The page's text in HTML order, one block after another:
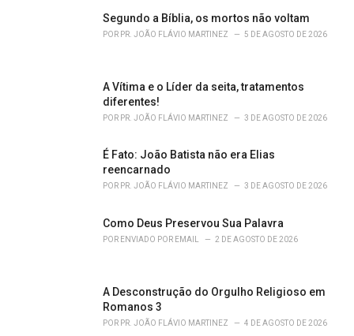
Segundo a Bíblia, os mortos não voltam
POR PR. JOÃO FLÁVIO MARTINEZ 5 DE AGOSTO DE 2026
A Vítima e o Líder da seita, tratamentos
diferentes!
POR PR. JOÃO FLÁVIO MARTINEZ 3 DE AGOSTO DE 2026
É Fato: João Batista não era Elias
reencarnado
POR PR. JOÃO FLÁVIO MARTINEZ 3 DE AGOSTO DE 2026
Como Deus Preservou Sua Palavra
POR ENVIADO POR EMAIL 2 DE AGOSTO DE 2026
A Desconstrução do Orgulho Religioso em
Romanos 3
POR PR. JOÃO FLÁVIO MARTINEZ 4 DE AGOSTO DE 2026